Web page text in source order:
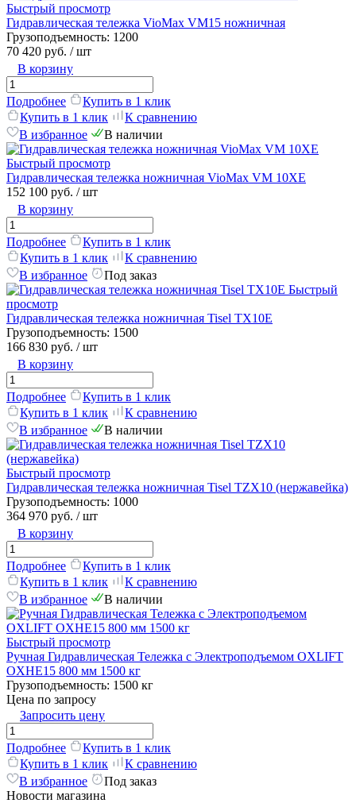
Быстрый просмотр
Гидравлическая тележка VioMax VM15 ножничная
Грузоподъемность: 1200
70 420 руб. / шт
В корзину
Подробнее
Купить в 1 клик
Купить в 1 клик
К сравнению
В избранное
В наличии
Быстрый просмотр
Гидравлическая тележка ножничная VioMax VM 10XE
152 100 руб. / шт
В корзину
Подробнее
Купить в 1 клик
Купить в 1 клик
К сравнению
В избранное
Под заказ
Быстрый
просмотр
Гидравлическая тележка ножничная Tisel TX10E
Грузоподъемность: 1500
166 830 руб. / шт
В корзину
Подробнее
Купить в 1 клик
Купить в 1 клик
К сравнению
В избранное
В наличии
Быстрый просмотр
Гидравлическая тележка ножничная Tisel TZX10 (нержавейка)
Грузоподъемность: 1000
364 970 руб. / шт
В корзину
Подробнее
Купить в 1 клик
Купить в 1 клик
К сравнению
В избранное
В наличии
Быстрый просмотр
Ручная Гидравлическая Тележка с Электроподъемом OXLIFT
OXHE15 800 мм 1500 кг
Грузоподъемность: 1500 кг
Цена по запросу
Запросить цену
Подробнее
Купить в 1 клик
Купить в 1 клик
К сравнению
В избранное
Под заказ
Новости магазина